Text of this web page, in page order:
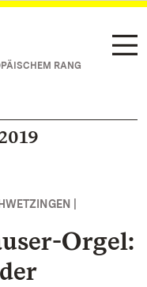
RANG
|
Orgel: